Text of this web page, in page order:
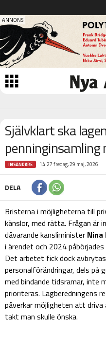
Självklart ska
penninginsamling
INSÄNDARE 14:27 fredag, 29 maj, 2026
DELA
Bristerna i möjligheterna till
känslor, med rätta. Frågan är
dåvarande kansliminister Nina
i ärendet och 2024
Det arbetet fick dock
personalförändringar, dels
med bindande tidsramar, inte
prioriteras. Lagberedningens
påverkar möjligheten att
takt man skulle önska.